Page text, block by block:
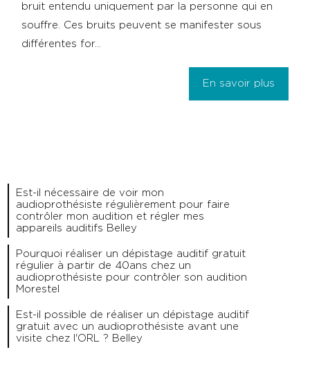
bruit entendu uniquement par la personne qui en
souffre. Ces bruits peuvent se manifester sous
différentes for...
En savoir plus
Est-il nécessaire de voir mon
audioprothésiste régulièrement pour faire
contrôler mon audition et régler mes
appareils auditifs Belley
Pourquoi réaliser un dépistage auditif gratuit
régulier à partir de 40ans chez un
audioprothésiste pour contrôler son audition
Morestel
Est-il possible de réaliser un dépistage auditif
gratuit avec un audioprothésiste avant une
visite chez l'ORL ? Belley